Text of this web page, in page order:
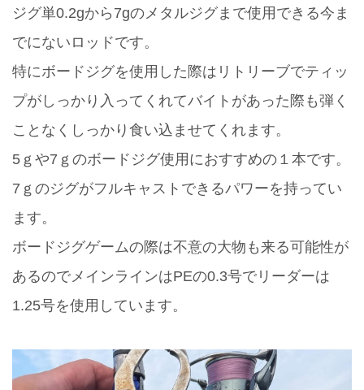
ジグ単0.2gから7gのメタルジグまで使用できる今ま
でにないロッドです。
特にボードジグを使用した際はリトリーブでティッ
プがしっかり入ってくれてバイトがあった際も弾く
ことなくしっかり食い込ませてくれます。
5ｇや7ｇのボードジグ使用におすすめの１本です。
7ｇのジグがフルキャストできるパワーを持ってい
ます。
ボードジグゲームの際は不意の大物も来る可能性が
あるのでメインラインはPEの0.3号でリーダーは
1.25号を使用しています。